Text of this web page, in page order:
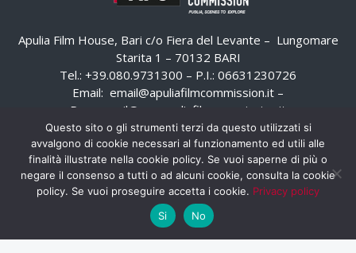
Apulia Film House, Bari c/o Fiera del Levante – Lungomare
Starita 1 – 70132 BARI
Tel.: +39.080.9731300 – P.I.: 06631230726
Email: email@apuliafilmcommission.it –
Pec:
email@pec.apuliafilmcommission.it
Questo sito o gli strumenti terzi da questo utilizzati si
avvalgono di cookie necessari al funzionamento ed utili alle
finalità illustrate nella cookie policy. Se vuoi saperne di più o
negare il consenso a tutti o ad alcuni cookie, consulta la cookie
policy. Se vuoi proseguire accetta i cookie. Privacy policy
Si
No